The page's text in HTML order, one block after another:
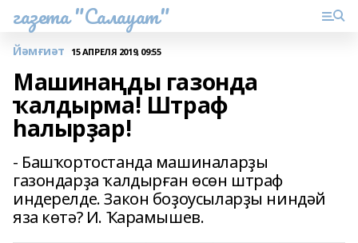
газета "Салауат"
Йәмғиәт 15 АПРЕЛЯ 2019, 09:55
Машинаңды газонда
ҡалдырма! Штраф
һалырҙар!
- Башҡортостанда машиналарҙы
газондарҙа ҡалдырған өсөн штраф
индерелде. Закон боҙоусыларҙы ниндәй
яза көтә? И. Ҡарамышев.